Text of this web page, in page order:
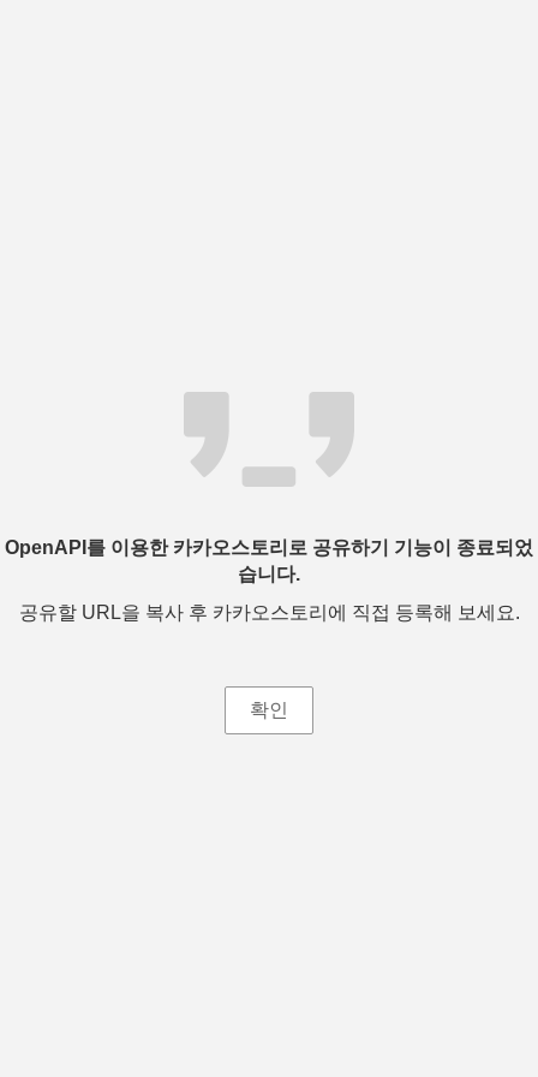
OpenAPI를 이용한 카카오스토리로 공유하기 기능이 종료되었
습니다.
공유할 URL을 복사 후 카카오스토리에 직접 등록해 보세요.
확인